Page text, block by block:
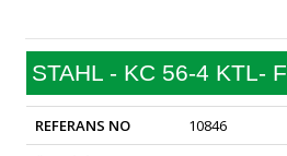
STAHL - KC 56-4 KTL-
REFERANS NO
10846